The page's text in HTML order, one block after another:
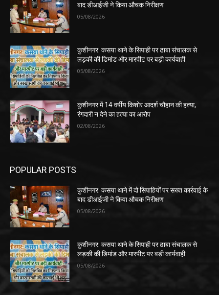
बाद डीआईजी ने किया औचक निरीक्षण
05/08/2026
कुशीनगर: कसया थाने के सिपाही पर ढाबा संचालक से
लड़की की डिमांड और मारपीट पर बड़ी कार्यवाही
05/08/2026
कुशीनगर में 14 वर्षीय किशोर आदर्श चौहान की हत्या,
रंगदारी न देने का हत्या का आरोप
02/08/2026
POPULAR POSTS
कुशीनगर: कसया थाने में दो सिपाहियों पर सख्त कार्रवाई के
बाद डीआईजी ने किया औचक निरीक्षण
05/08/2026
कुशीनगर: कसया थाने के सिपाही पर ढाबा संचालक से
लड़की की डिमांड और मारपीट पर बड़ी कार्यवाही
05/08/2026